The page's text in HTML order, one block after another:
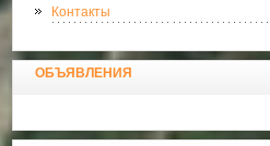
Контакты
ОБЪЯВЛЕНИЯ